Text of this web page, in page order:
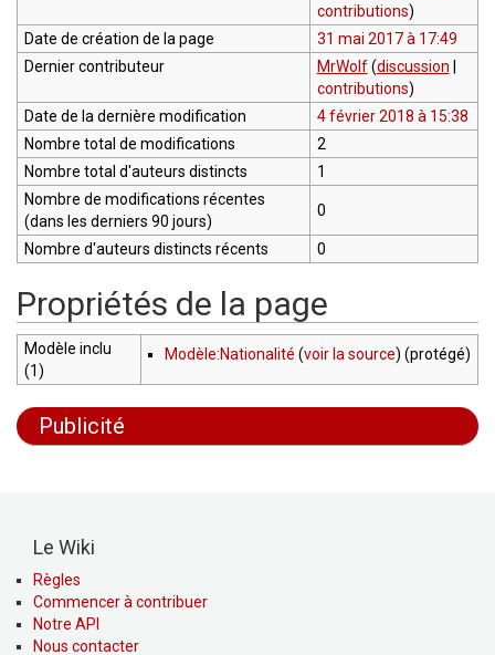
contributions)
Date de création de la page
31 mai 2017 à 17:49
Dernier contributeur
MrWolf (discussion
contributions)
Date de la dernière modification
4 février 2018 à 15:38
Nombre total de modifications
2
Nombre total d'auteurs distincts
1
Nombre de modifications récentes
(dans les derniers 90 jours)
0
Nombre d'auteurs distincts récents 0
Propriétés de la page
Modèle inclu
(1)
Modèle:Nationalité (voir la source) (protégé)
Publicité
Le Wiki
Règles
Commencer à contribuer
Notre API
Nous contacter